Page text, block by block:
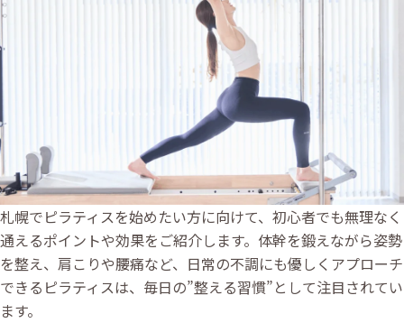
札幌でピラティスを始めたい方に向けて、初心者でも無理なく
通えるポイントや効果をご紹介します。体幹を鍛えながら姿勢
を整え、肩こりや腰痛など、日常の不調にも優しくアプローチ
できるピラティスは、毎日の”整える習慣”として注目されてい
ます。